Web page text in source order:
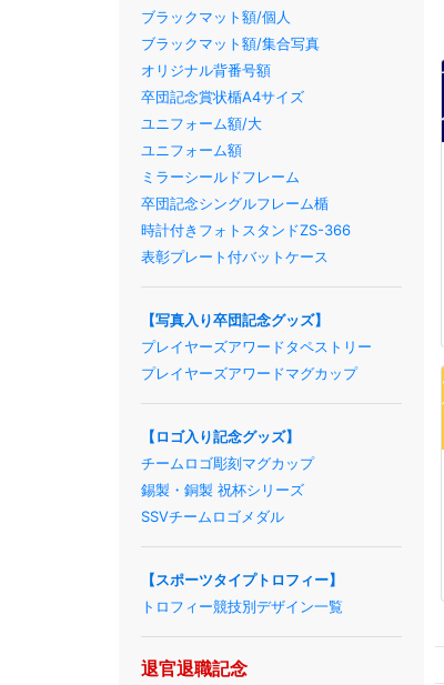
ブラックマット額/個人
ブラックマット額/集合写真
オリジナル背番号額
卒団記念賞状楯A4サイズ
ユニフォーム額/大
ユニフォーム額
ミラーシールドフレーム
卒団記念シングルフレーム楯
時計付きフォトスタンドZS-366
表彰プレート付バットケース
【写真入り卒団記念グッズ】
プレイヤーズアワードタペストリー
プレイヤーズアワードマグカップ
【ロゴ入り記念グッズ】
チームロゴ彫刻マグカップ
錫製・銅製 祝杯シリーズ
SSVチームロゴメダル
【スポーツタイプトロフィー】
トロフィー競技別デザイン一覧
退官退職記念